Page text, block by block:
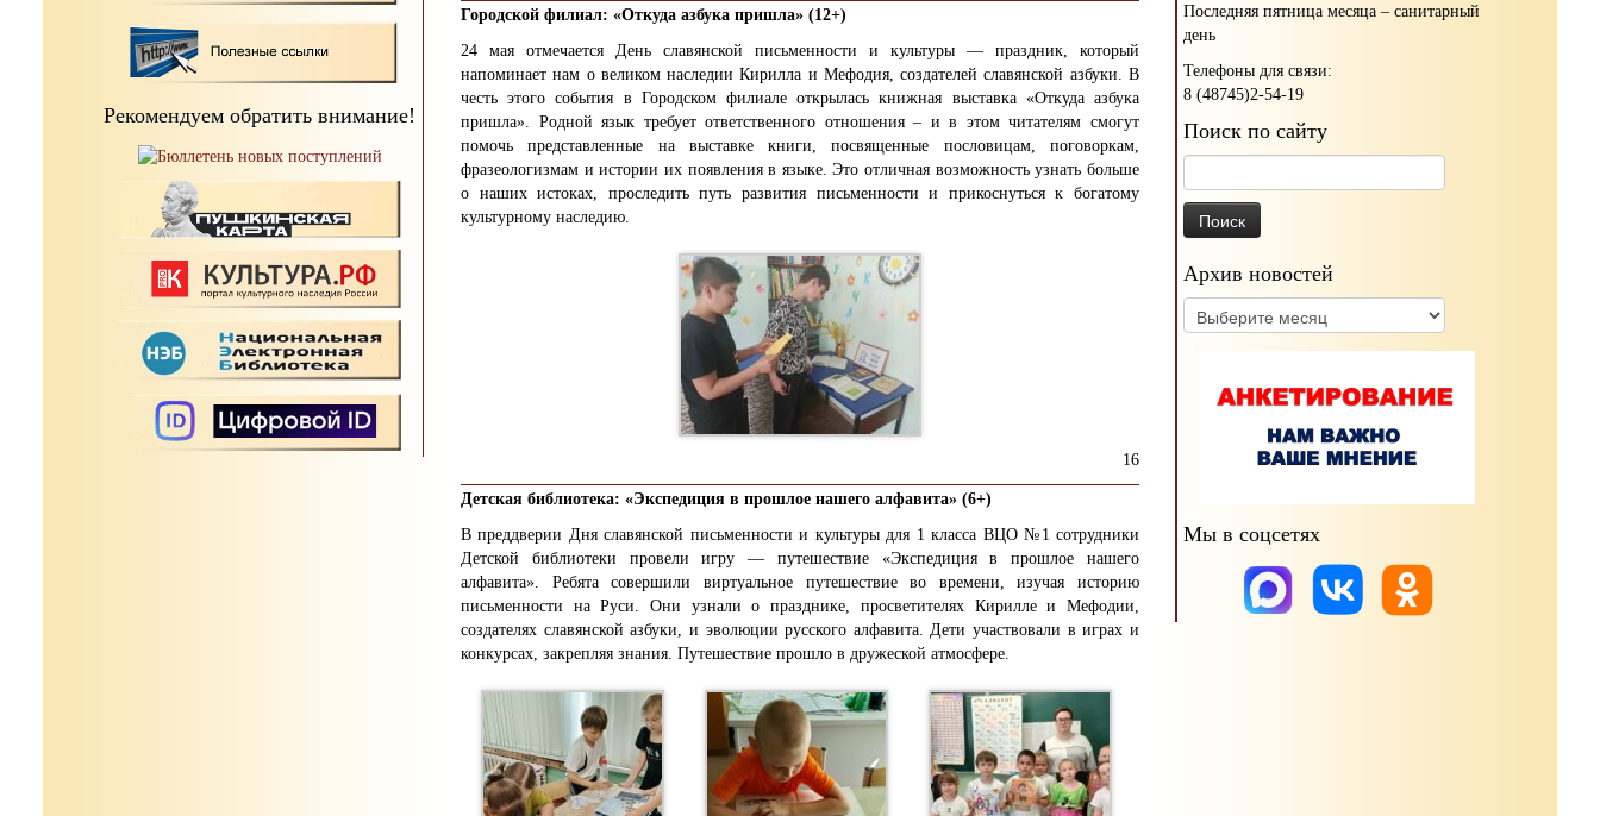
Рекомендуем обратить внимание!
Городской филиал: «Откуда азбука пришла» (12+)
24 мая отмечается День славянской письменности и культуры — праздник, который
напоминает нам о великом наследии Кирилла и Мефодия, создателей славянской азбуки. В
честь этого события в Городском филиале открылась книжная выставка «Откуда азбука
пришла». Родной язык требует ответственного отношения – и в этом читателям смогут
помочь представленные на выставке книги, посвященные пословицам, поговоркам,
фразеологизмам и истории их появления в языке. Это отличная возможность узнать больше
о наших истоках, проследить путь развития письменности и прикоснуться к богатому
культурному наследию.
16
Детская библиотека: «Экспедиция в прошлое нашего алфавита» (6+)
В преддверии Дня славянской письменности и культуры для 1 класса ВЦО №1 сотрудники
Детской библиотеки провели игру — путешествие «Экспедиция в прошлое нашего
алфавита». Ребята совершили виртуальное путешествие во времени, изучая историю
письменности на Руси. Они узнали о празднике, просветителях Кирилле и Мефодии,
создателях славянской азбуки, и эволюции русского алфавита. Дети участвовали в играх и
конкурсах, закрепляя знания. Путешествие прошло в дружеской атмосфере.
Последняя пятница месяца – санитарный
день
Телефоны для связи:
8 (48745)2-54-19
Поиск по сайту
Архив новостей
Архив
новостей
Мы в соцсетях